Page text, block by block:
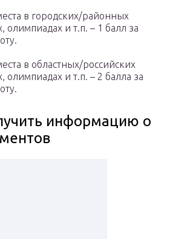
в городских/районных
олимпиадах и т.п. – 1 балл за
в областных/российских
олимпиадах и т.п. – 2 балла за
информацию о